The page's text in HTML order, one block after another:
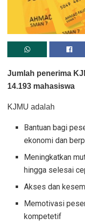
Jumlah penerima
14.193 mahasiswa
KJMU adalah
Bantuan bagi
ekonomi dan
Meningkatkan
hingga selesai
Akses dan
Memotivasi
kompetetif